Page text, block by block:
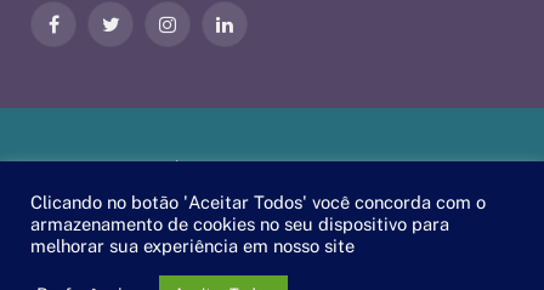
FacebookTwitter InstagramLinkedIn
Nossas Políticas| © 2026 ANBA - Agência de Notícias Brasil-
Clicando no botão 'Aceitar Todos' você concorda com o
armazenamento de cookies no seu dispositivo para
melhorar sua experiência em nosso site
PT EN